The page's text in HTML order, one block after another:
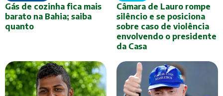
Gás de cozinha fica mais
barato na Bahia; saiba
quanto
Câmara de Lauro rompe
silêncio e se posiciona
sobre caso de violência
envolvendo o presidente
da Casa